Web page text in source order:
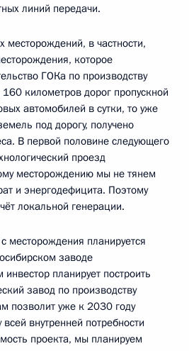
линий передачи.
месторождений, в частности,
которое
ГОКа по производству
километров дорог пропускной
автомобилей в сутки, то уже
под дорогу, получено
В первой половине следующего
проезд
месторождению мы не тянем
и энергодефицита. Поэтому
локальной генерации.
месторождения планируется
заводе
планирует построить
завод по производству
позволит уже к 2030 году
внутренней потребности
проекта, мы планируем